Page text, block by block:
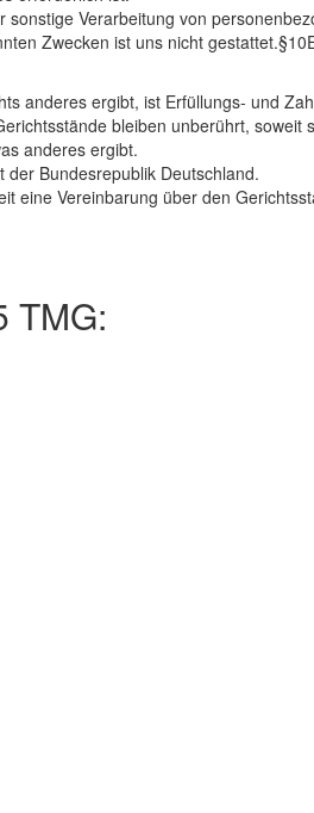
Verarbeitung von
Zwecken ist uns nicht
anderes ergibt, ist Erfüllungs- und
bleiben unberührt, soweit
anderes ergibt.
Bundesrepublik Deutschland.
eine Vereinbarung über den
TMG: